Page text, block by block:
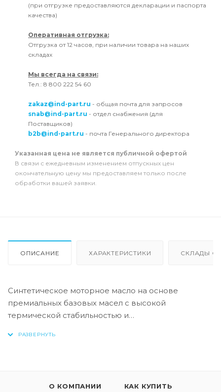
(при отгрузке предоставляются декларации и паспорта
качества)
Оперативная отгрузка:
Отгрузка от 12 часов, при наличии товара на наших
складах
Мы всегда на связи:
Тел.: 8 800 222 54 60
zakaz@ind-part.ru - общая почта для запросов
snab@ind-part.ru - отдел снабжения (для
Поставщиков)
b2b@ind-part.ru - почта Генерального директора
Указанная цена не является публичной офертой
В связи с ежедневным изменением отпускных цен
окончательную цену мы предоставляем только после
обработки вашей заявки.
ОПИСАНИЕ ХАРАКТЕРИСТИКИ СКЛАДЫ
Синтетическое моторное масло на основе
премиальных базовых масел с высокой
термической стабильностью и
максимальную защиту двигателя от коррозии, от
О КОМПАНИИ КАК КУПИТЬ